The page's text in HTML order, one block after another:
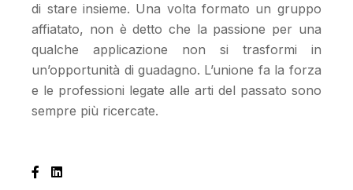
di stare insieme. Una volta formato un gruppo
affiatato, non è detto che la passione per una
qualche applicazione non si trasformi in
un’opportunità di guadagno. L’unione fa la forza
e le professioni legate alle arti del passato sono
sempre più ricercate.